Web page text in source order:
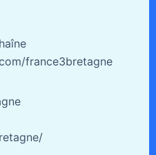
france3bretagne